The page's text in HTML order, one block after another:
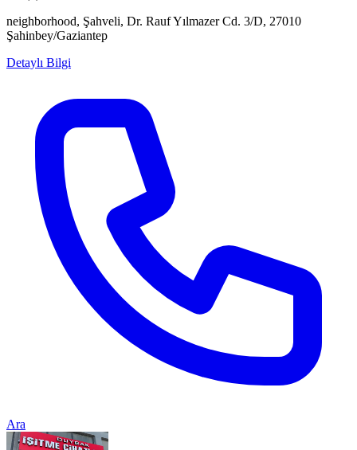
neighborhood, Şahveli, Dr. Rauf Yılmazer Cd. 3/D, 27010
Şahinbey/Gaziantep
Detaylı Bilgi
Ara